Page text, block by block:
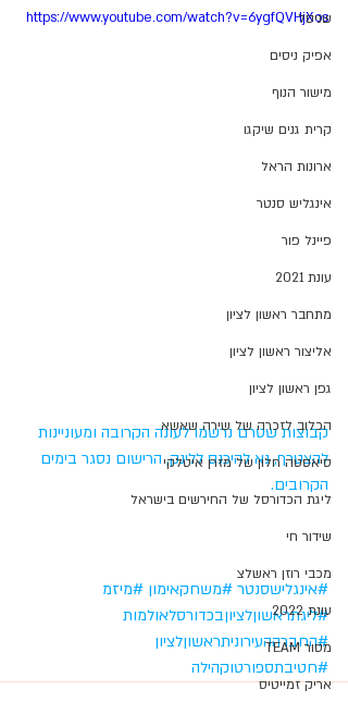
שניסל
אפיק ניסים
מישור הנוף
קרית גנים שיקגו
ארונות הראל
אינגליש סנטר
פיינל פור
עונת 2021
מתחבר ראשון לציון
אליצור ראשון לציון
גפן ראשון לציון
הכלוב לזכרה של שירה שאשא
סיאסטה חלון של מזרן איטלקי
ליגת הכדורסל של החירשים בישראל
שידור חי
מכבי רוזן ראשלצ
עונת 2022
מסור TEAM
אריק זמייטיס
https://www.youtube.com/watch?v=6ygfQVHjXos
קבוצות שטרם נרשמו לעונה הקרובה ומעוניינות
להצטרף, נא להיכנס ללינק, הרישום נסגר בימים
הקרובים.
#אינגלישסנטר #משחקאימון #מיזמ
#ליגתראשוןלציוןבכדורסלאולמות
#החברההעירוניתראשוןלציון
#חטיבתספורטוקהילה